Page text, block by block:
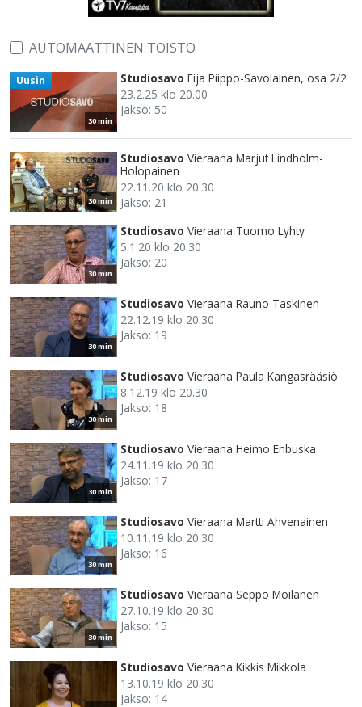
AUTOMAATTINEN TOISTO
30 min
Uusin Studiosavo Eija Piippo-Savolainen, osa 2/2
23.2.25 klo 20.00
Jakso: 50
30 min
Studiosavo Vieraana Marjut Lindholm-
Holopainen
22.11.20 klo 20.30
Jakso: 21
30 min
Studiosavo Vieraana Tuomo Lyhty
5.1.20 klo 20.30
Jakso: 20
30 min
Studiosavo Vieraana Rauno Taskinen
22.12.19 klo 20.30
Jakso: 19
30 min
Studiosavo Vieraana Paula Kangasrääsiö
8.12.19 klo 20.30
Jakso: 18
30 min
Studiosavo Vieraana Heimo Enbuska
24.11.19 klo 20.30
Jakso: 17
30 min
Studiosavo Vieraana Martti Ahvenainen
10.11.19 klo 20.30
Jakso: 16
30 min
Studiosavo Vieraana Seppo Moilanen
27.10.19 klo 20.30
Jakso: 15
Studiosavo Vieraana Kikkis Mikkola
13.10.19 klo 20.30
Jakso: 14